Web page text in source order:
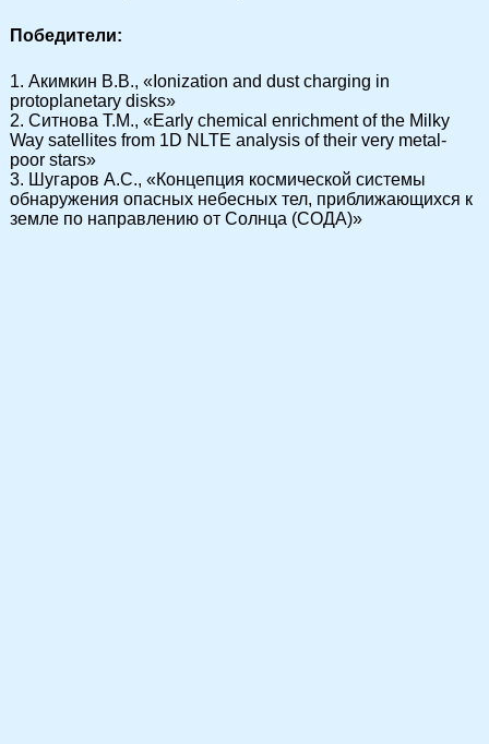
Победители:
1. Акимкин В.В., «Ionization and dust charging in
protoplanetary disks»
2. Ситнова Т.М., «Early chemical enrichment of the Milky
Way satellites from 1D NLTE analysis of their very metal-
poor stars»
3. Шугаров А.С., «Концепция космической системы
обнаружения опасных небесных тел, приближающихся к
земле по направлению от Солнца (СОДА)»